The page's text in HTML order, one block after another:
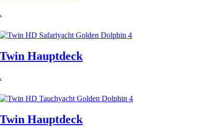
.
Twin Hauptdeck
.
Twin Hauptdeck